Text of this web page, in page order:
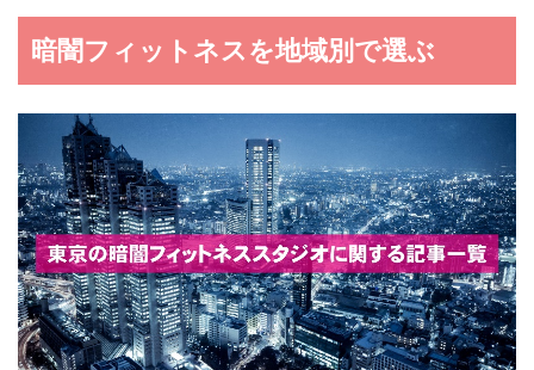
暗闇フィットネスを地域別で選ぶ